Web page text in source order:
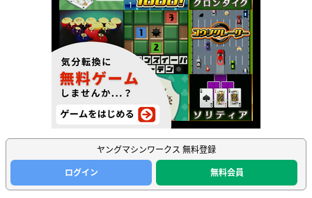
ヤングマシンワークス 無料登録
ログイン
無料会員